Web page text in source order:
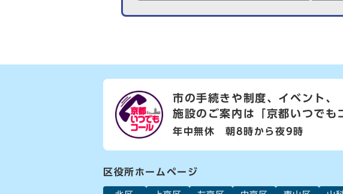
市の手続きや制度、イベント、
施設のご案内は
「京都いつでも
年中無休 朝8時から夜9時
区役所ホームページ